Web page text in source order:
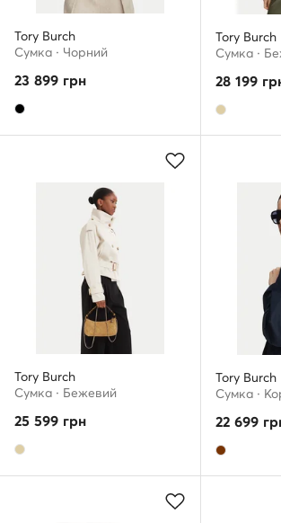
Tory Burch
Сумка · Чорний
23 899 грн
Tory Burch
Сумка ·
28 199
Tory Burch
Сумка · Бежевий
25 599 грн
Tory Burch
Сумка ·
22 699